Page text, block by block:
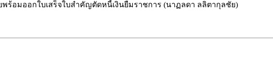
ร้อมออกใบเสร็จใบสำคัญตัดหนี้เงินยืมราชการ (นาฏลดา ลลิตากุลชัย)